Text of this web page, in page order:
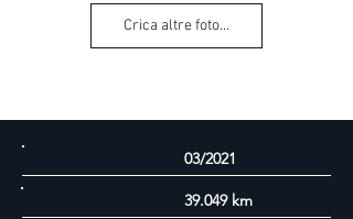
Crica altre foto...
03/2021
39.049 km